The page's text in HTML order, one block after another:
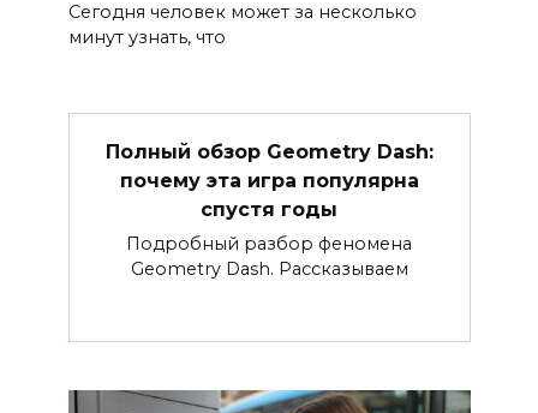
Сегодня человек может за несколько
минут узнать, что
Полный обзор Geometry Dash:
почему эта игра популярна
спустя годы
Подробный разбор феномена
Geometry Dash. Рассказываем